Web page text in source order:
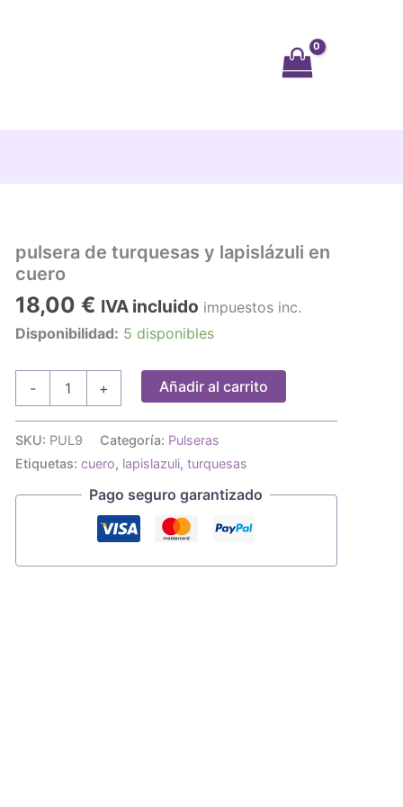
pulsera de turquesas y lapislázuli en
cuero
18,00 € IVA incluido impuestos inc.
Disponibilidad: 5 disponibles
-
y
lapislázuli
en
+ Añadir al carrito
SKU: PUL9 Categoría: Pulseras
Etiquetas: cuero, lapislazuli, turquesas
Pago seguro garantizado